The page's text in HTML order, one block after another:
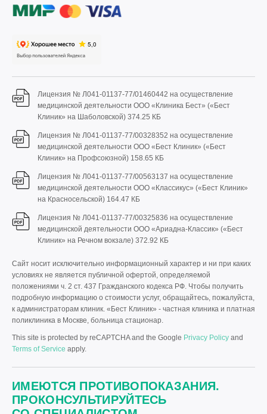
Лицензия № Л041-01137-77/01460442 на осуществление
медицинской деятельности ООО «Клиника Бест» («Бест
Клиник» на Шаболовской) 374.25 КБ
Лицензия № Л041-01137-77/00328352 на осуществление
медицинской деятельности ООО «Бест Клиник» («Бест
Клиник» на Профсоюзной) 158.65 КБ
Лицензия № Л041-01137-77/00563137 на осуществление
медицинской деятельности ООО «Классикус» («Бест Клиник»
на Красносельской) 164.47 КБ
Лицензия № Л041-01137-77/00325836 на осуществление
медицинской деятельности ООО «Ариадна-Классик» («Бест
Клиник» на Речном вокзале) 372.92 КБ
Сайт носит исключительно информационный характер и ни при каких
условиях не является публичной офертой, определяемой
положениями ч. 2 ст. 437 Гражданского кодекса РФ. Чтобы получить
подробную информацию о стоимости услуг, обращайтесь, пожалуйста,
к администраторам клиник. «Бест Клиник» - частная клиника и платная
поликлиника в Москве, больница стационар.
This site is protected by reCAPTCHA and the Google Privacy Policy and
Terms of Service apply.
ИМЕЮТСЯ ПРОТИВОПОКАЗАНИЯ.
ПРОКОНСУЛЬТИРУЙТЕСЬ